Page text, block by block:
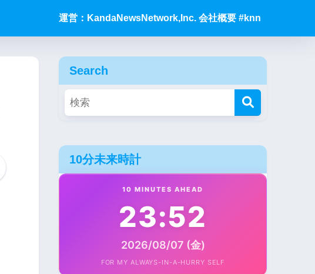
運営：KandaNewsNetwork,Inc. 会社概要 #knn
Search
10分未来時計
10 MINUTES AHEAD
23:52
2026/08/07 (金)
FOR MY ALWAYS-IN-A-HURRY SELF